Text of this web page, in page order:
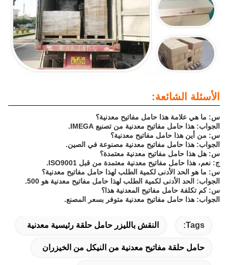
الأسئلة الشائعة:
س: ما هي علامة هذا حامل مفاتيح معدنية؟
الجواب: هذا حامل مفاتيح معدنية من تصنيع IMEGA.
س: من أين هذا حامل مفاتيح معدنية؟
الجواب: هذا حامل مفاتيح معدنية مصنوعة في الصين.
س: هل هذا حامل مفاتيح معدنية معتمدة؟
ج: نعم، هذا حامل مفاتيح معدنية معتمدة من قبل ISO9001.
س: ما هو الحد الأدنى لكمية الطلب لهذا حامل مفاتيح معدنية؟
الجواب: الحد الأدنى لكمية الطلب لهذا حامل مفاتيح معدنية هو 500.
س: كم تكلفة حامل مفاتيح المعدنية هذا؟
الجواب: هذا حامل مفاتيح معدنية متوفر بسعر المصنع.
Tags: النقش بالليزر حامل حلقة رئيسية معدنية
حامل حلقة مفاتيح معدنية من النيكل من الخيزران